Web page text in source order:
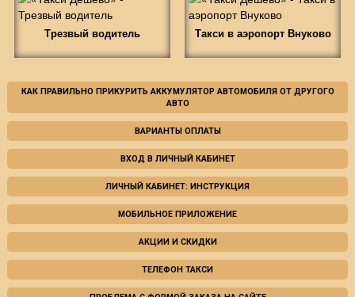
Трезвый водитель Такси в аэропорт Внуково
КАК ПРАВИЛЬНО ПРИКУРИТЬ АККУМУЛЯТОР АВТОМОБИЛЯ ОТ ДРУГОГО
АВТО
ВАРИАНТЫ ОПЛАТЫ
ВХОД В ЛИЧНЫЙ КАБИНЕТ
ЛИЧНЫЙ КАБИНЕТ: ИНСТРУКЦИЯ
МОБИЛЬНОЕ ПРИЛОЖЕНИЕ
АКЦИИ И СКИДКИ
ТЕЛЕФОН ТАКСИ